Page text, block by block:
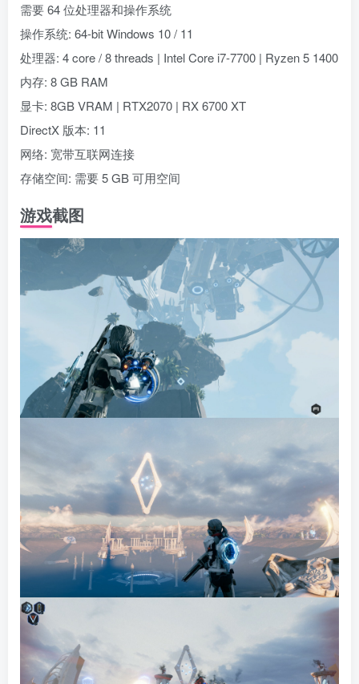
需要 64 位处理器和操作系统
操作系统: 64-bit Windows 10 / 11
处理器: 4 core / 8 threads | Intel Core i7-7700 | Ryzen 5 1400
内存: 8 GB RAM
显卡: 8GB VRAM | RTX2070 | RX 6700 XT
DirectX 版本: 11
网络: 宽带互联网连接
存储空间: 需要 5 GB 可用空间
游戏截图